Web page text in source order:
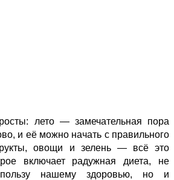
лето — замечательная пора
и её можно начать с правильного
овощи и зелень — всё это
включает радужная диета, не
пользу нашему здоровью, но и